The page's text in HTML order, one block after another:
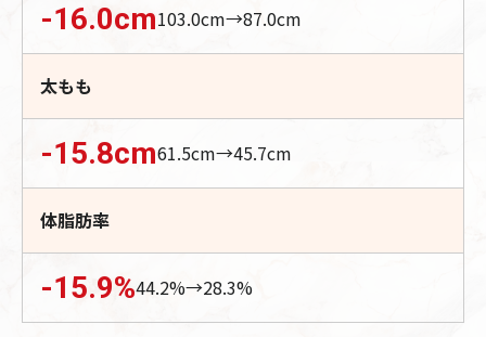
-16.0cm103.0cm→87.0cm
太もも
-15.8cm61.5cm→45.7cm
体脂肪率
-15.9%44.2%→28.3%